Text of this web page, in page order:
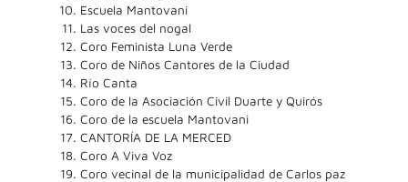
Escuela Mantovani
Las voces del nogal
Coro Feminista Luna Verde
Coro de Niños Cantores de la Ciudad
Río Canta
Coro de la Asociación Civil Duarte y Quirós
Coro de la escuela Mantovani
CANTORÍA DE LA MERCED
Coro A Viva Voz
Coro vecinal de la municipalidad de Carlos paz